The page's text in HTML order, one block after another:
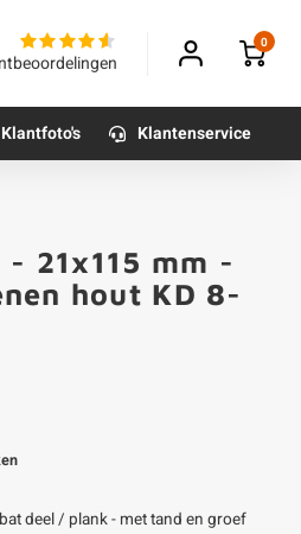
0
- metaal
poten & onderstellen
Klantfoto's Klantenservice
21x115 mm -
hout KD 8-
deel / plank - met tand en groef